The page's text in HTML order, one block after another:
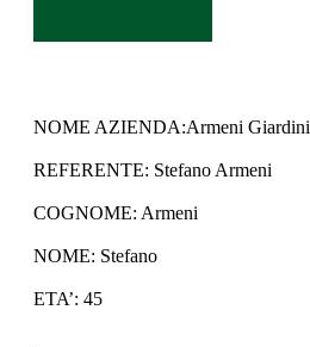
NOME AZIENDA:Armeni Giardini
REFERENTE: Stefano Armeni
COGNOME: Armeni
NOME: Stefano
ETA’: 45